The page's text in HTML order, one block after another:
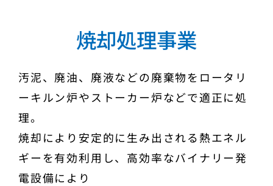
焼却処理事業
汚泥、廃油、廃液などの廃棄物をロータリ
ーキルン炉やストーカー炉などで適正に処
理。
焼却により安定的に生み出される熱エネル
ギーを有効利用し、高効率なバイナリー発
電設備により